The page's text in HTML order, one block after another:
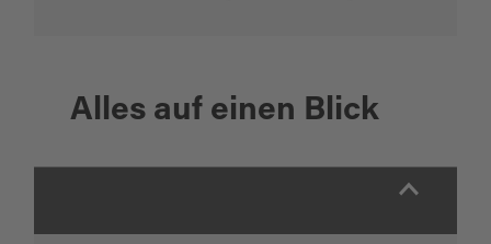
Alles auf einen Blick